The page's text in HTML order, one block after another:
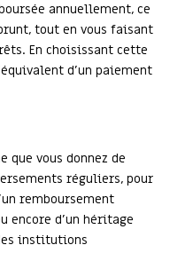
annuellement, ce
tout en vous faisant
En choisissant cette
d’un paiement
que vous donnez de
réguliers, pour
remboursement
encore d’un héritage
institutions